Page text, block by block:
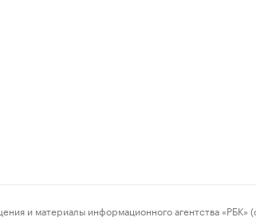
информационного агентства «РБК»